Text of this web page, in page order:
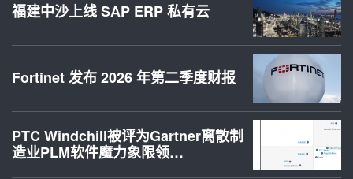
福建中沙上线 SAP ERP 私有云
Fortinet 发布 2026 年第二季度财报
PTC Windchill被评为Gartner离散制
造业PLM软件魔力象限领…